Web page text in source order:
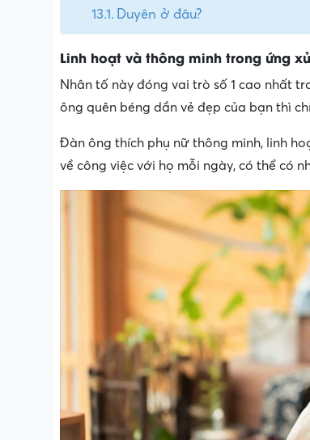
Duyên ở đâu?
Linh hoạt và thông minh trong ứng xử
Nhân tố này đóng vai trò số 1 cao nhất
ông quên béng dần vẻ đẹp của bạn thì
Đàn ông thích phụ nữ thông minh, linh
về công việc với họ mỗi ngày, có thể có